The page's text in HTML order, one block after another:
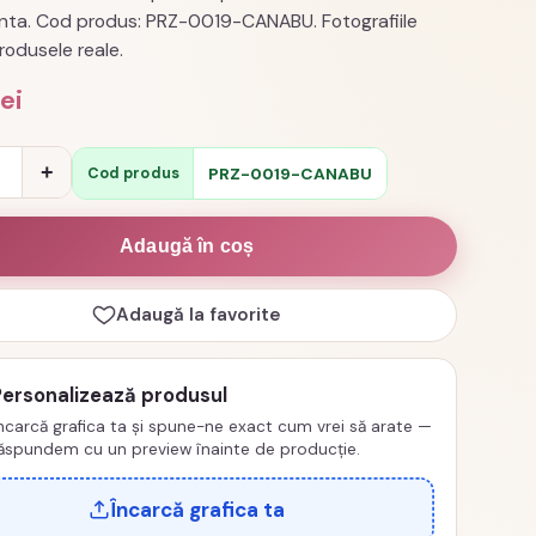
Cod produs: PRZ-0019-CANABU. Fotografiile
reale.
+ Cod produs PRZ-0019-CANABU
Adaugă în coș
Adaugă la favorite
produsul
grafica ta și spune-ne exact cum vrei să arate —
cu un preview înainte de producție.
Încarcă grafica ta